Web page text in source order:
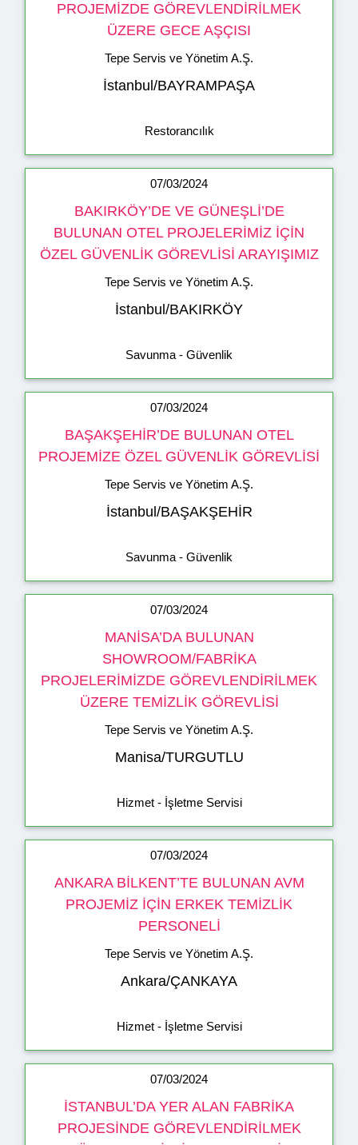
PROJEMİZDE GÖREVLENDİRİLMEK
ÜZERE GECE AŞÇISI
Tepe Servis ve Yönetim A.Ş.
İstanbul/BAYRAMPAŞA
Restorancılık
07/03/2024
BAKIRKÖY’DE VE GÜNEŞLİ’DE
BULUNAN OTEL PROJELERİMİZ İÇİN
ÖZEL GÜVENLİK GÖREVLİSİ ARAYIŞIMIZ
Tepe Servis ve Yönetim A.Ş.
İstanbul/BAKIRKÖY
Savunma - Güvenlik
07/03/2024
BAŞAKŞEHİR’DE BULUNAN OTEL
PROJEMİZE ÖZEL GÜVENLİK GÖREVLİSİ
Tepe Servis ve Yönetim A.Ş.
İstanbul/BAŞAKŞEHİR
Savunma - Güvenlik
07/03/2024
MANİSA’DA BULUNAN
SHOWROOM/FABRİKA
PROJELERİMİZDE GÖREVLENDİRİLMEK
ÜZERE TEMİZLİK GÖREVLİSİ
Tepe Servis ve Yönetim A.Ş.
Manisa/TURGUTLU
Hizmet - İşletme Servisi
07/03/2024
ANKARA BİLKENT’TE BULUNAN AVM
PROJEMİZ İÇİN ERKEK TEMİZLİK
PERSONELİ
Tepe Servis ve Yönetim A.Ş.
Ankara/ÇANKAYA
Hizmet - İşletme Servisi
07/03/2024
İSTANBUL’DA YER ALAN FABRİKA
PROJESİNDE GÖREVLENDİRİLMEK